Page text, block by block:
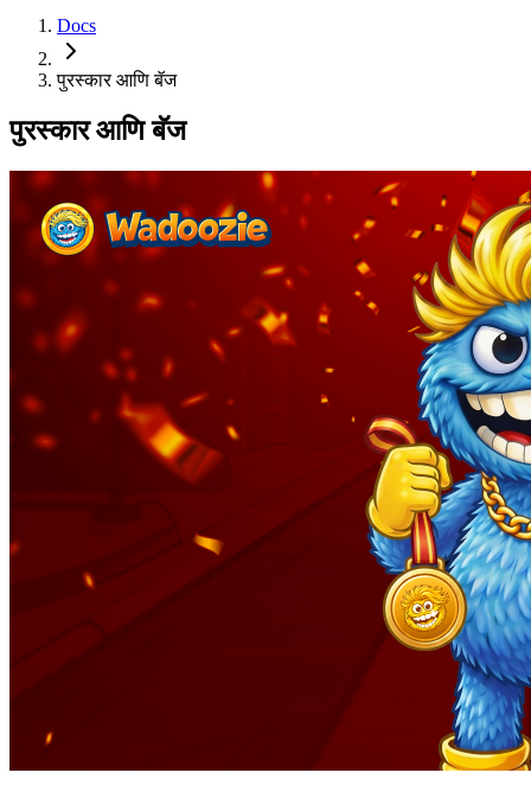
Docs
पुरस्कार आणि बॅज
पुरस्कार आणि बॅज